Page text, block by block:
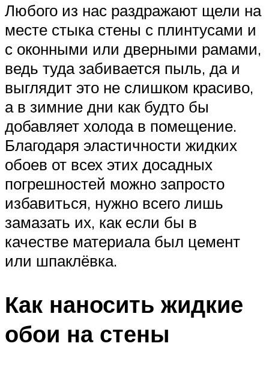
Любого из нас раздражают щели на
месте стыка стены с плинтусами и
с оконными или дверными рамами,
ведь туда забивается пыль, да и
выглядит это не слишком красиво,
а в зимние дни как будто бы
добавляет холода в помещение.
Благодаря эластичности жидких
обоев от всех этих досадных
погрешностей можно запросто
избавиться, нужно всего лишь
замазать их, как если бы в
качестве материала был цемент
или шпаклёвка.
Как наносить жидкие
обои на стены